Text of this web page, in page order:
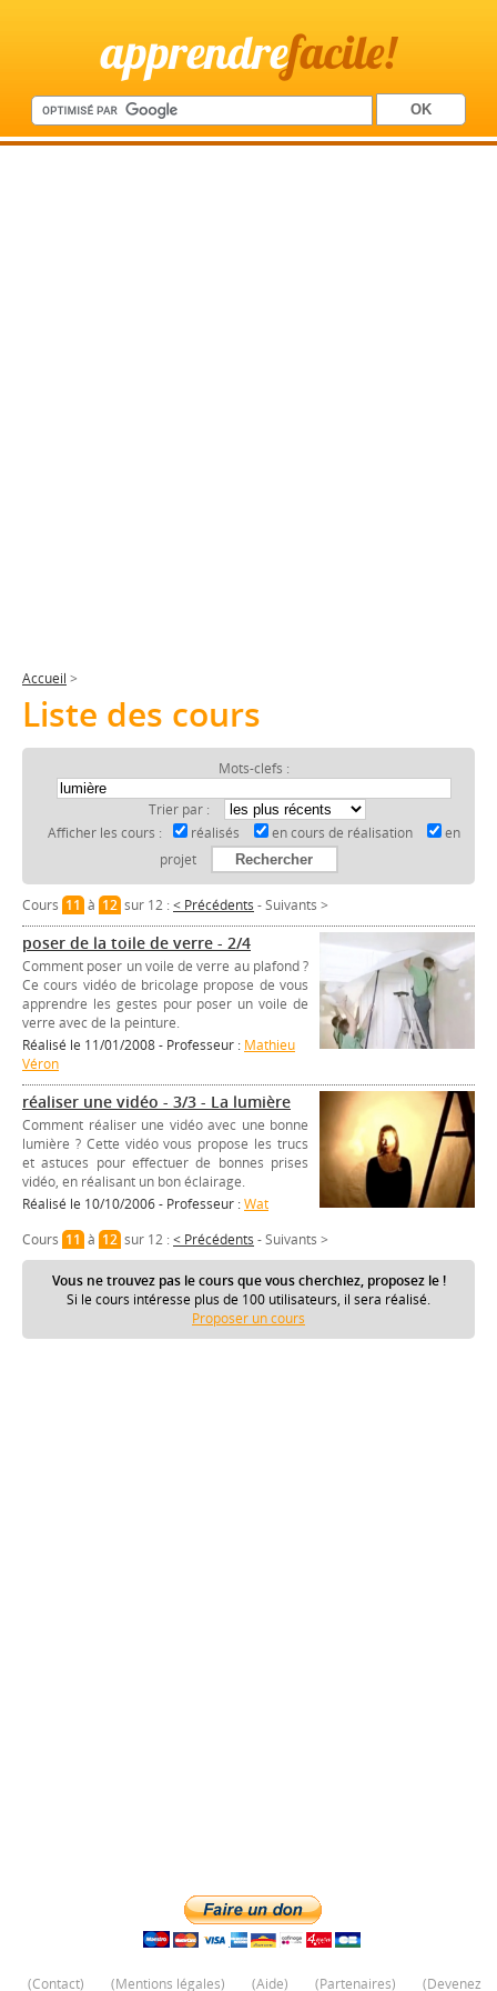
apprendrefacile!
Accueil >
Liste des cours
Mots-clefs :
Trier par :
Afficher les cours :
réalisés en cours de réalisation
en
projet
Cours 11à 12sur 12 :< Précédents -Suivants >
poser de la toile de verre - 2/4
Comment poser un voile de verre au plafond ?
Ce cours vidéo de bricolage propose de vous
apprendre les gestes pour poser un voile de
verre avec de la peinture.
Réalisé le 11/01/2008 - Professeur : Mathieu
Véron
réaliser une vidéo - 3/3 - La lumière
Comment réaliser une vidéo avec une bonne
lumière ? Cette vidéo vous propose les trucs
et astuces pour effectuer de bonnes prises
vidéo, en réalisant un bon éclairage.
Réalisé le 10/10/2006 - Professeur :Wat
Cours 11à 12sur 12 :< Précédents -Suivants >
Vous ne trouvez pas le cours que vous cherchiez, proposez le !
Si le cours intéresse plus de 100 utilisateurs, il sera réalisé.
Proposer un cours
(Contact) (Mentions légales) (Aide) (Partenaires) (Devenez